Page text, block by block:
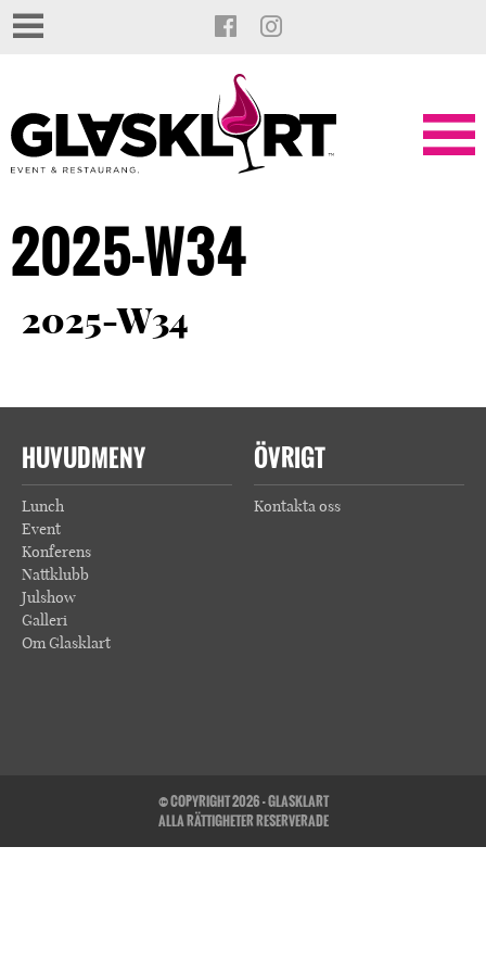
2025-W34
2025-W34
HUVUDMENY
Lunch
Event
Konferens
Nattklubb
Julshow
Galleri
Om Glasklart
ÖVRIGT
Kontakta oss
© COPYRIGHT 2026 - GLASKLART
ALLA RÄTTIGHETER RESERVERADE